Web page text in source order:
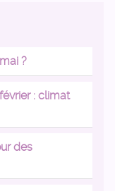
?
: climat
des